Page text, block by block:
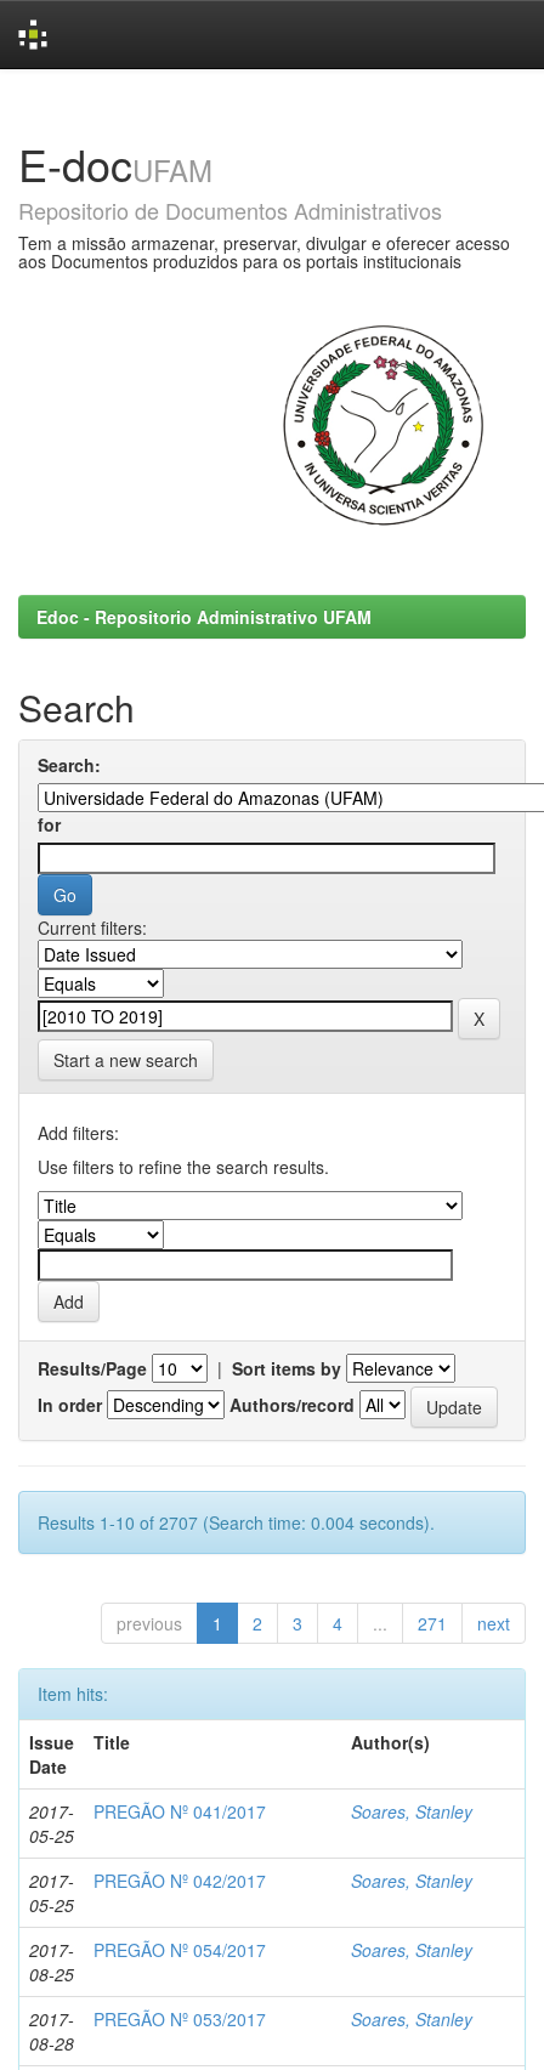
E-docUFAM
Repositorio de Documentos Administrativos
Tem a missão armazenar, preservar, divulgar e oferecer acesso
aos Documentos produzidos para os portais institucionais
Edoc - Repositorio Administrativo UFAM
Search
Search:
for
Current filters:
Start a new search
Add filters:
Use filters to refine the search results.
Results/Page | Sort items by
In order
Authors/record
Results 1-10 of 2707 (Search time: 0.004 seconds).
previous 1 2 3 4 ... 271 next
Item hits:
Issue
Date
Title Author(s)
2017-
05-25
PREGÃO Nº 041/2017 Soares, Stanley
2017-
05-25
PREGÃO Nº 042/2017 Soares, Stanley
2017-
08-25
PREGÃO Nº 054/2017 Soares, Stanley
2017-
08-28
PREGÃO Nº 053/2017 Soares, Stanley